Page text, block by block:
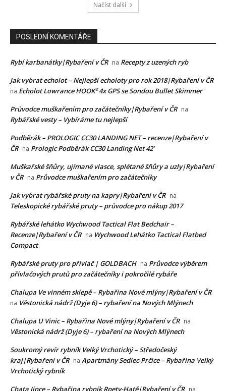
Načíst další
POSLEDNÍ KOMENTÁŘE
Rybí karbanátky|Rybaření v ČR na Recepty z uzených ryb
Jak vybrat echolot – Nejlepší echoloty pro rok 2018|Rybaření v ČR
na Echolot Lowrance HOOK² 4x GPS se Sondou Bullet Skimmer
Průvodce muškařením pro začátečníky|Rybaření v ČR na
Rybářské vesty – Vybíráme tu nejlepší
Podběrák – PROLOGIC CC30 LANDING NET – recenze|Rybaření v
ČR na Prologic Podběrák CC30 Landing Net 42’
Muškařské šňůry, ujímané vlasce, splétané šňůry a uzly|Rybaření
v ČR na Průvodce muškařením pro začátečníky
Jak vybrat rybářské pruty na kapry|Rybaření v ČR na
Teleskopické rybářské pruty – průvodce pro nákup 2017
Rybářské lehátko Wychwood Tactical Flat Bedchair –
Recenze|Rybaření v ČR na Wychwood Lehátko Tactical Flatbed
Compact
Rybářské pruty pro přívlač | GOLDBACH na Průvodce výběrem
přívlačových prutů pro začátečníky i pokročilé rybáře
Chalupa Ve vinném sklepě – Rybařina Nové mlýny|Rybaření v ČR
na Věstonická nádrž (Dyje 6) – rybaření na Nových Mlýnech
Chalupa U Vinic – Rybařina Nové mlýny|Rybaření v ČR na
Věstonická nádrž (Dyje 6) – rybaření na Nových Mlýnech
Soukromý revír rybník Velký Vrchotický – Středočeský
kraj|Rybaření v ČR na Apartmány Sedlec-Prčice – Rybařina Velký
Vrchotický rybník
Chata Jince – Rybařina rybník Rpety-Hatě|Rybaření v ČR na